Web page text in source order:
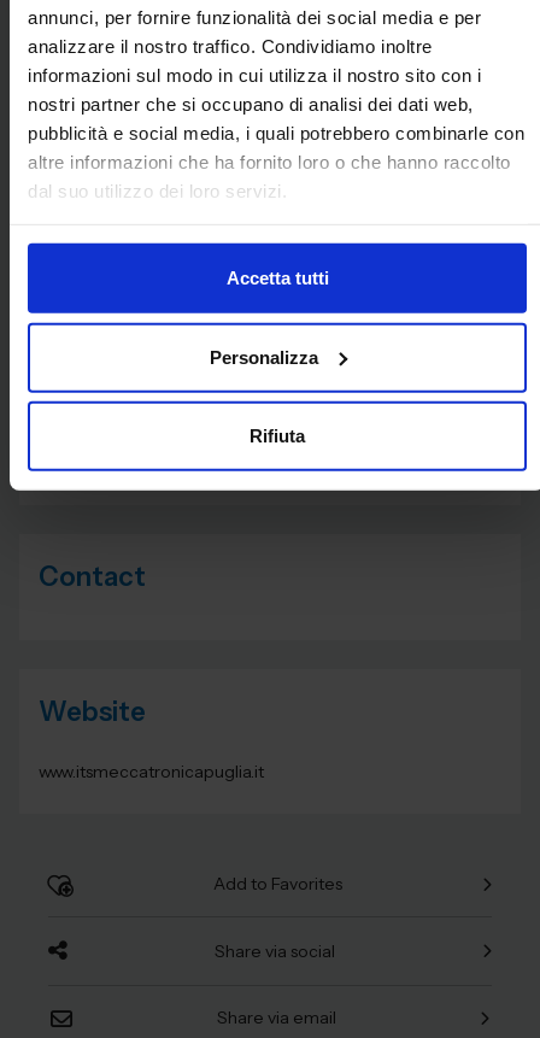
annunci, per fornire funzionalità dei social media e per
analizzare il nostro traffico. Condividiamo inoltre
informazioni sul modo in cui utilizza il nostro sito con i
nostri partner che si occupano di analisi dei dati web,
pubblicità e social media, i quali potrebbero combinarle con
altre informazioni che ha fornito loro o che hanno raccolto
dal suo utilizzo dei loro servizi.
Accetta tutti
Personalizza
Rifiuta
FONDAZIONE ITS ACADEMY A.
CUCCOVILLO
VIA DIVISIONE ACQUI, BARI, Bari
Contact
Website
www.itsmeccatronicapuglia.it
Add to Favorites
Share via social
Share via email